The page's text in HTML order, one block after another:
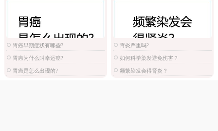
胃癌早期症状有哪些?
胃癌为什么叫幸运癌?
胃癌是怎么出现的?
肾炎严重吗?
如何科学染发避免伤害？
频繁染发会得肾炎？